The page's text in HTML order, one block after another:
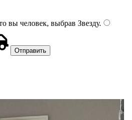
вы человек, выбрав Звезду.